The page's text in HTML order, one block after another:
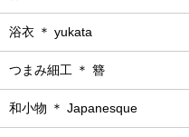
浴衣 ＊ yukata
つまみ細工 ＊ 簪
和小物 ＊ Japanesque